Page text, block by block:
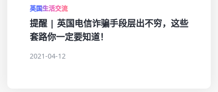
英国生活交流
提醒 | 英国电信诈骗手段层出不穷，这些
套路你一定要知道！
2021-04-12